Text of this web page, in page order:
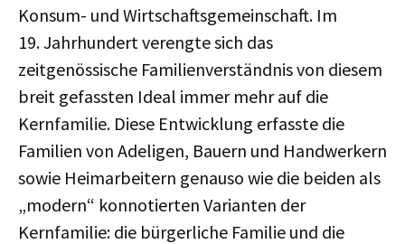
Konsum- und Wirtschaftsgemeinschaft. Im
19. Jahrhundert verengte sich das
zeitgenössische Familienverständnis von diesem
breit gefassten Ideal immer mehr auf die
Kernfamilie. Diese Entwicklung erfasste die
Familien von Adeligen, Bauern und Handwerkern
sowie Heimarbeitern genauso wie die beiden als
„modern“ konnotierten Varianten der
Kernfamilie: die bürgerliche Familie und die